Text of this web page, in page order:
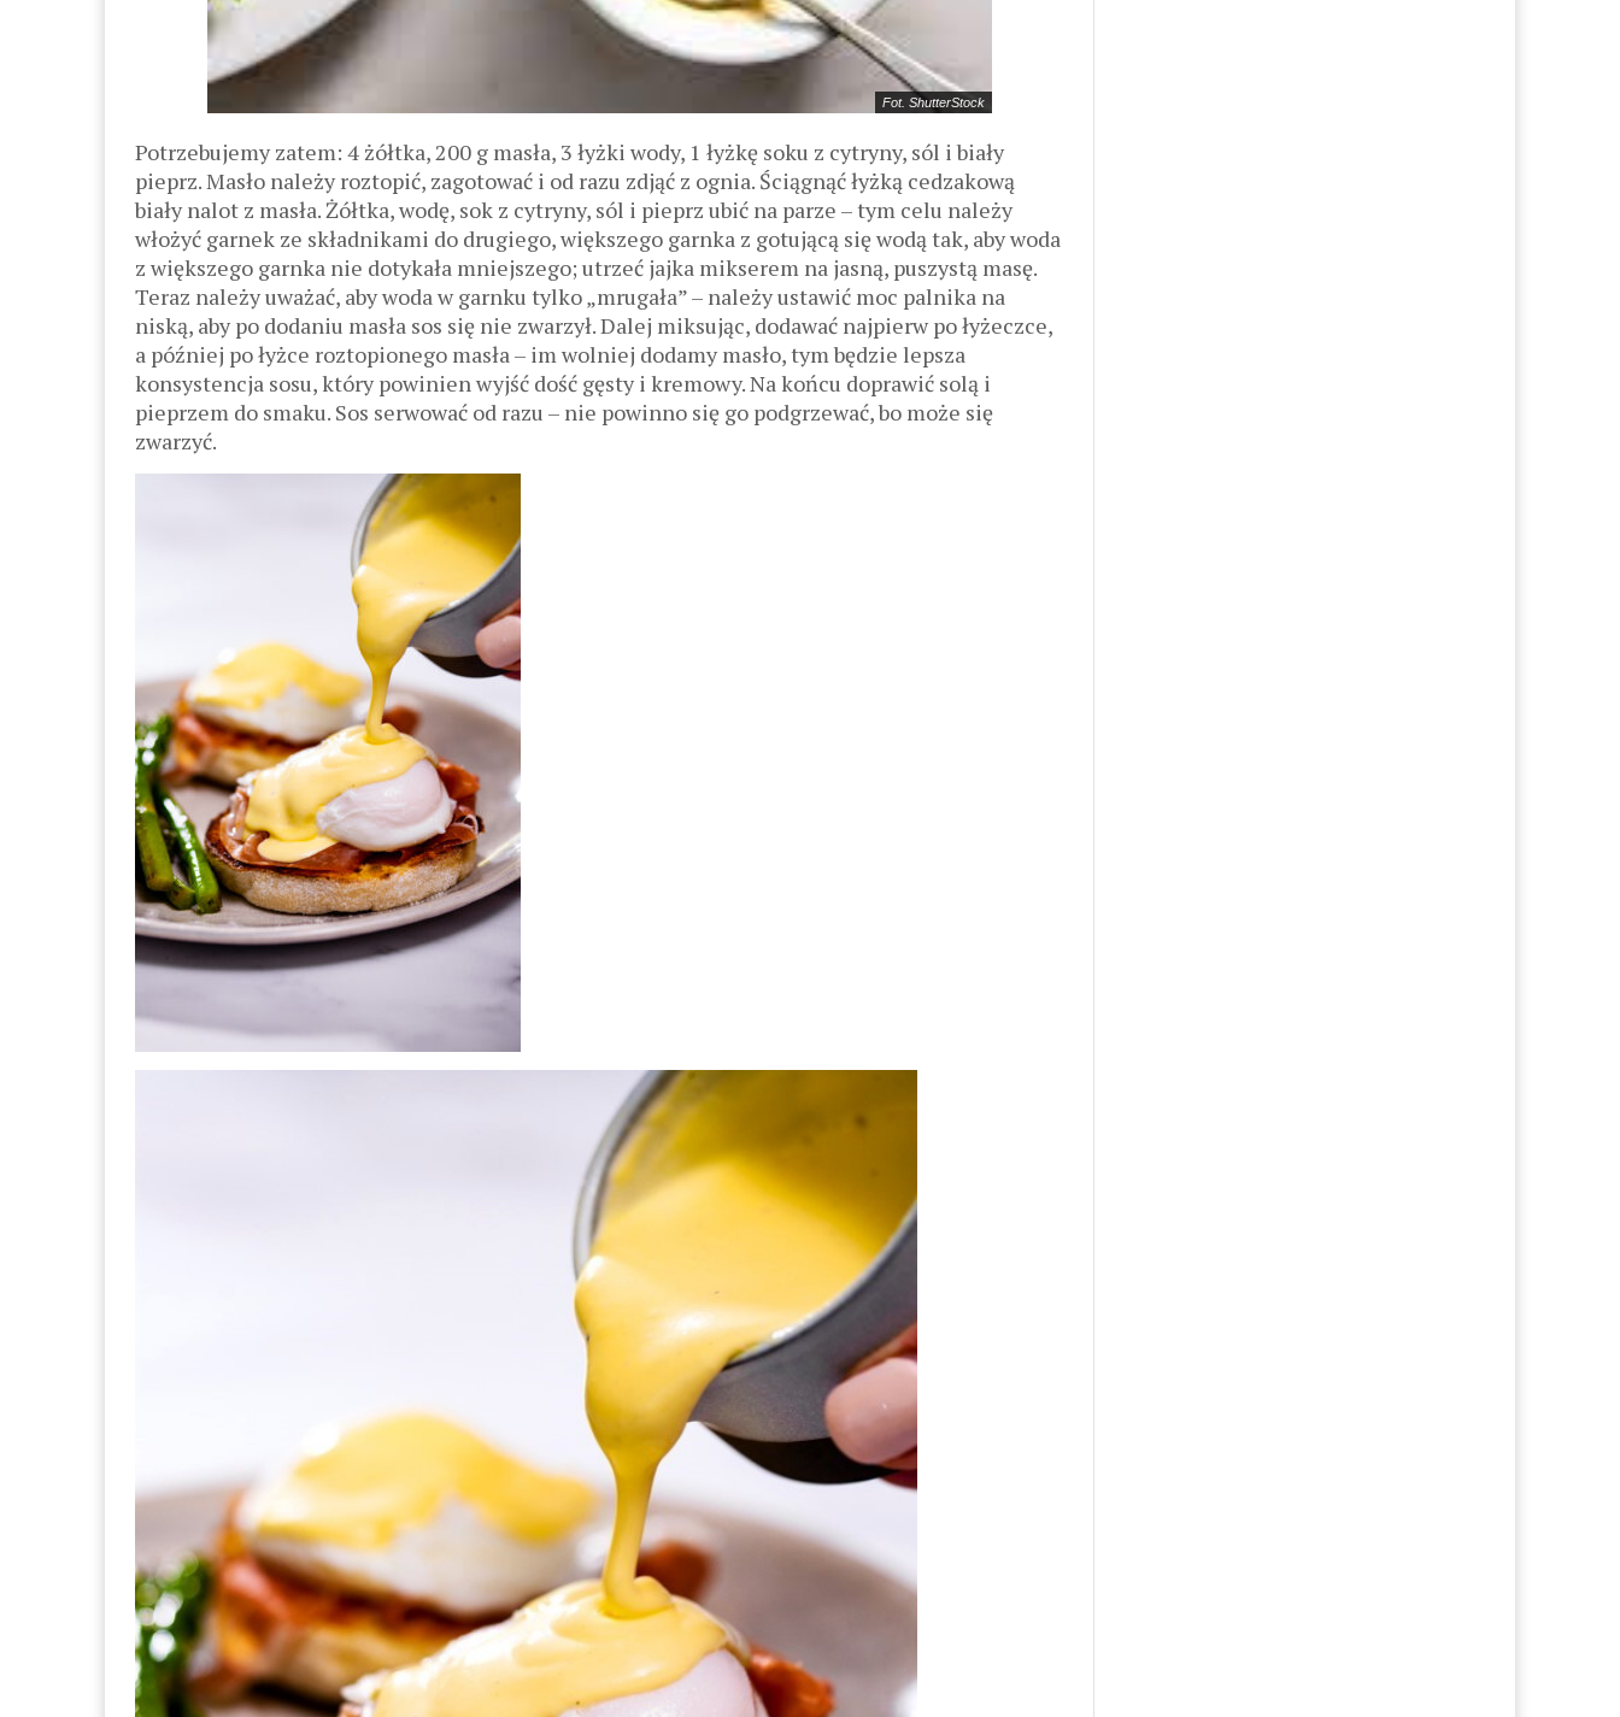
Fot. ShutterStock
Potrzebujemy zatem: 4 żółtka, 200 g masła, 3 łyżki wody, 1 łyżkę soku z cytryny, sól i biały
pieprz. Masło należy roztopić, zagotować i od razu zdjąć z ognia. Ściągnąć łyżką cedzakową
biały nalot z masła. Żółtka, wodę, sok z cytryny, sól i pieprz ubić na parze – tym celu należy
włożyć garnek ze składnikami do drugiego, większego garnka z gotującą się wodą tak, aby woda
z większego garnka nie dotykała mniejszego; utrzeć jajka mikserem na jasną, puszystą masę.
Teraz należy uważać, aby woda w garnku tylko „mrugała” – należy ustawić moc palnika na
niską, aby po dodaniu masła sos się nie zwarzył. Dalej miksując, dodawać najpierw po łyżeczce,
a później po łyżce roztopionego masła – im wolniej dodamy masło, tym będzie lepsza
konsystencja sosu, który powinien wyjść dość gęsty i kremowy. Na końcu doprawić solą i
pieprzem do smaku. Sos serwować od razu – nie powinno się go podgrzewać, bo może się
zwarzyć.